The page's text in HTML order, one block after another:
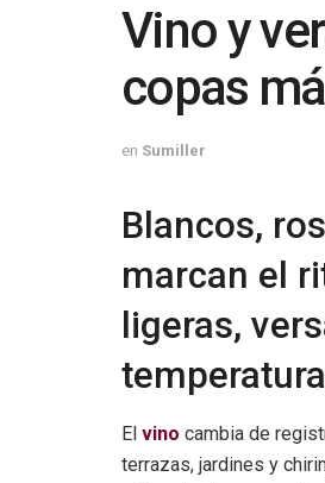
Vino y
copas
en Sumiller
Blancos,
marcan el
ligeras,
El vino cambia de
terrazas, jardines y